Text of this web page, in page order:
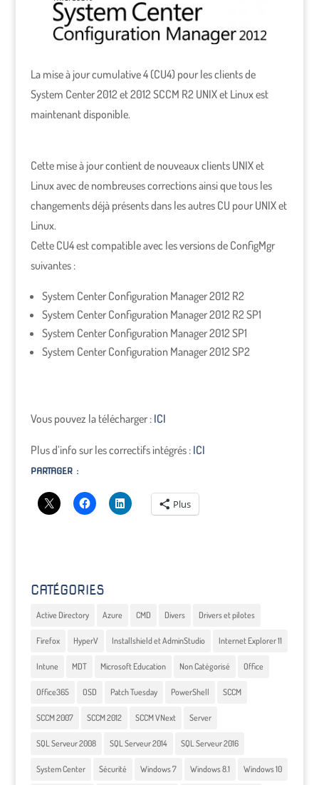
La mise à jour cumulative 4 (CU4) pour les clients de
System Center 2012 et 2012 SCCM R2 UNIX et Linux est
maintenant disponible.
Cette mise à jour contient de nouveaux clients UNIX et
Linux avec de nombreuses corrections ainsi que tous les
changements déjà présents dans les autres CU pour UNIX et
Linux.
Cette CU4 est compatible avec les versions de ConfigMgr
suivantes :
System Center Configuration Manager 2012 R2
System Center Configuration Manager 2012 R2 SP1
System Center Configuration Manager 2012 SP1
System Center Configuration Manager 2012 SP2
Vous pouvez la télécharger : ICI
Plus d’info sur les correctifs intégrés : ICI
PARTAGER :
Plus
CATÉGORIES
Active Directory Azure CMD Divers Drivers et pilotes
Firefox HyperV Installshield et AdminStudio Internet Explorer 11
Intune MDT Microsoft Education Non Catégorisé Office
Office365 OSD Patch Tuesday PowerShell SCCM
SCCM 2007 SCCM 2012 SCCM VNext Server
SQL Serveur 2008 SQL Serveur 2014 SQL Serveur 2016
System Center Sécurité Windows 7 Windows 8.1 Windows 10